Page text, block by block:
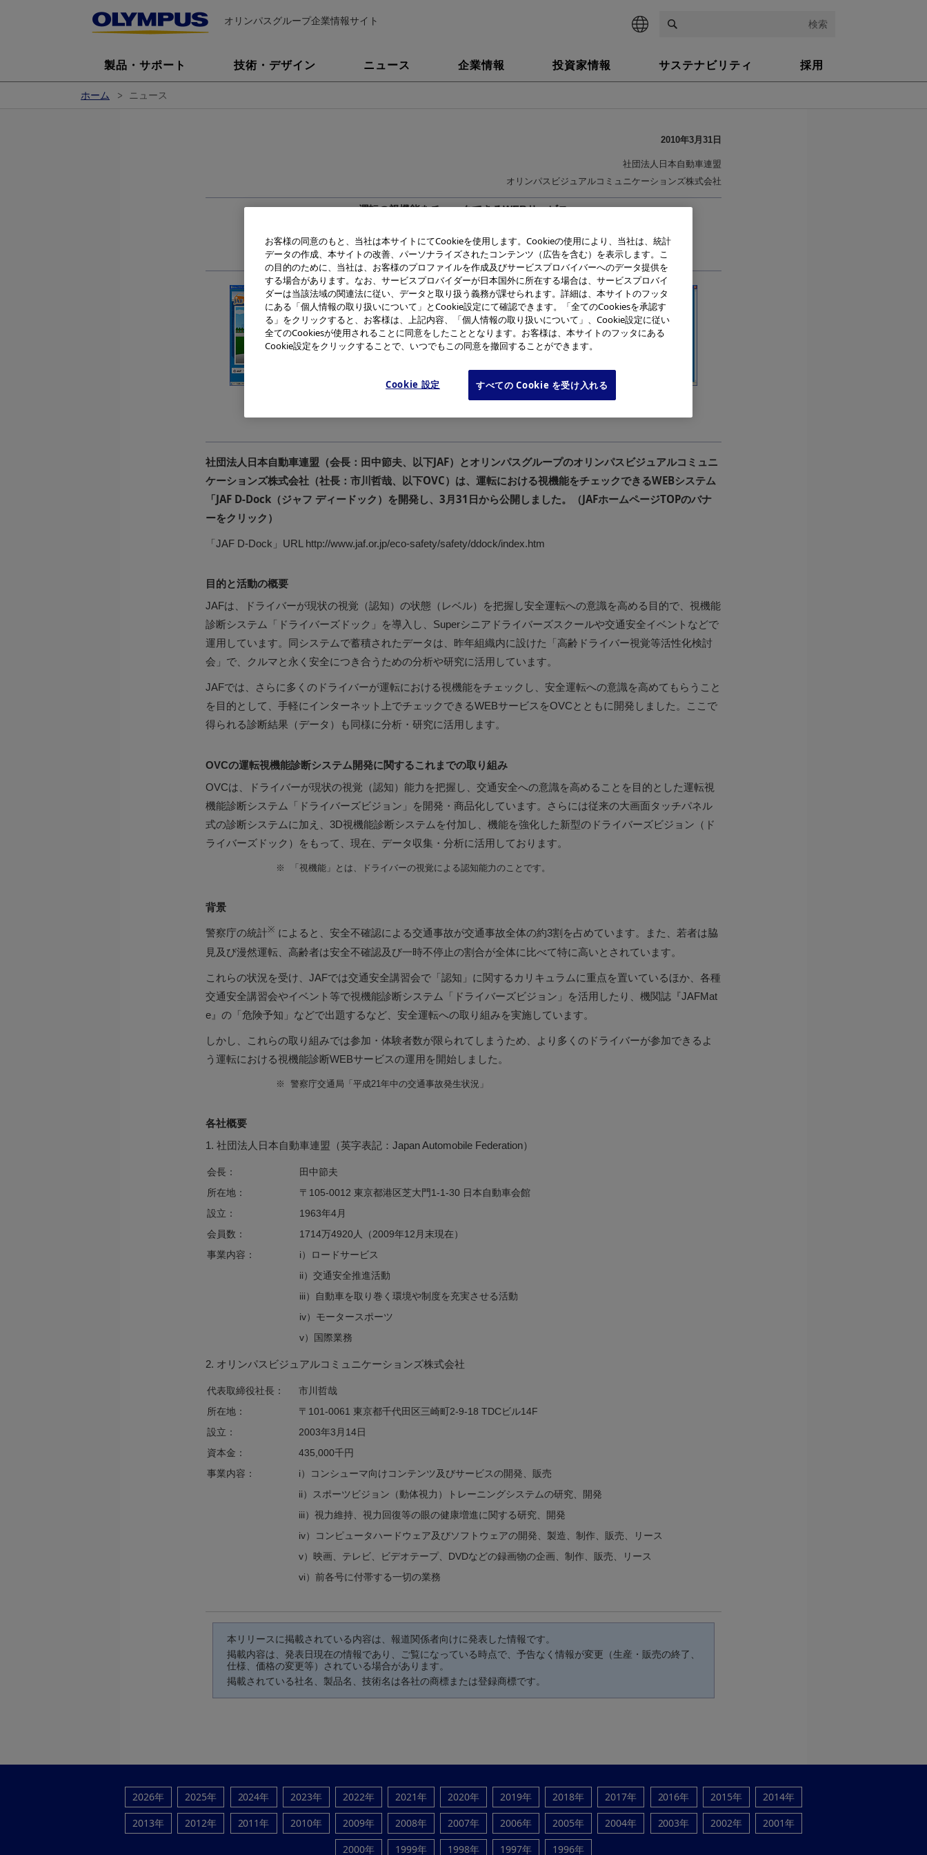
オリンパスグループ企業情報サイト 検索
製品・サポート 技術・デザイン ニュース 企業情報 投資家情報 サステナビリティ 採用
ホーム ニュース
2010年3月31日
社団法人日本自動車連盟
オリンパスビジュアルコミュニケーションズ株式会社
運転の視機能をチェックできるWEBサービス
「JAF D-Dock」を運用スタート
診断データは高齢ドライバーの視覚等活性化の検討にも活用
社団法人日本自動車連盟（会長：田中節夫、以下JAF）とオリンパスグループのオリンパスビジュアルコミュニ
ケーションズ株式会社（社長：市川哲哉、以下OVC）は、運転における視機能をチェックできるWEBシステム
「JAF D-Dock（ジャフ ディードック）を開発し、3月31日から公開しました。（JAFホームページTOPのバナ
ーをクリック）
「JAF D-Dock」URL http://www.jaf.or.jp/eco-safety/safety/ddock/index.htm
目的と活動の概要
JAFは、ドライバーが現状の視覚（認知）の状態（レベル）を把握し安全運転への意識を高める目的で、視機能
診断システム「ドライバーズドック」を導入し、Superシニアドライバーズスクールや交通安全イベントなどで
運用しています。同システムで蓄積されたデータは、昨年組織内に設けた「高齢ドライバー視覚等活性化検討
会」で、クルマと永く安全につき合うための分析や研究に活用しています。
JAFでは、さらに多くのドライバーが運転における視機能をチェックし、安全運転への意識を高めてもらうこと
を目的として、手軽にインターネット上でチェックできるWEBサービスをOVCとともに開発しました。ここで
得られる診断結果（データ）も同様に分析・研究に活用します。
OVCの運転視機能診断システム開発に関するこれまでの取り組み
OVCは、ドライバーが現状の視覚（認知）能力を把握し、交通安全への意識を高めることを目的とした運転視
機能診断システム「ドライバーズビジョン」を開発・商品化しています。さらには従来の大画面タッチパネル
式の診断システムに加え、3D視機能診断システムを付加し、機能を強化した新型のドライバーズビジョン（ド
ライバーズドック）をもって、現在、データ収集・分析に活用しております。
※ 「視機能」とは、ドライバーの視覚による認知能力のことです。
背景
警察庁の統計※ によると、安全不確認による交通事故が交通事故全体の約3割を占めています。また、若者は脇
見及び漫然運転、高齢者は安全不確認及び一時不停止の割合が全体に比べて特に高いとされています。
これらの状況を受け、JAFでは交通安全講習会で「認知」に関するカリキュラムに重点を置いているほか、各種
交通安全講習会やイベント等で視機能診断システム「ドライバーズビジョン」を活用したり、機関誌『JAFMat
e』の「危険予知」などで出題するなど、安全運転への取り組みを実施しています。
しかし、これらの取り組みでは参加・体験者数が限られてしまうため、より多くのドライバーが参加できるよ
う運転における視機能診断WEBサービスの運用を開始しました。
※ 警察庁交通局「平成21年中の交通事故発生状況」
各社概要
1. 社団法人日本自動車連盟（英字表記：Japan Automobile Federation）
会長：
田中節夫
所在地：
〒105-0012 東京都港区芝大門1-1-30 日本自動車会館
設立：
1963年4月
会員数：
1714万4920人（2009年12月末現在）
事業内容：
i）ロードサービス
ii）交通安全推進活動
iii）自動車を取り巻く環境や制度を充実させる活動
iv）モータースポーツ
v）国際業務
2. オリンパスビジュアルコミュニケーションズ株式会社
代表取締役社長：
市川哲哉
所在地：
〒101-0061 東京都千代田区三崎町2-9-18 TDCビル14F
設立：
2003年3月14日
資本金：
435,000千円
事業内容：
i）コンシューマ向けコンテンツ及びサービスの開発、販売
ii）スポーツビジョン（動体視力）トレーニングシステムの研究、開発
iii）視力維持、視力回復等の眼の健康増進に関する研究、開発
iv）コンピュータハードウェア及びソフトウェアの開発、製造、制作、販売、リース
v）映画、テレビ、ビデオテープ、DVDなどの録画物の企画、制作、販売、リース
vi）前各号に付帯する一切の業務
本リリースに掲載されている内容は、報道関係者向けに発表した情報です。
掲載内容は、発表日現在の情報であり、ご覧になっている時点で、予告なく情報が変更（生産・販売の終了、
仕様、価格の変更等）されている場合があります。
掲載されている社名、製品名、技術名は各社の商標または登録商標です。
2026年 2025年 2024年 2023年 2022年 2021年 2020年 2019年 2018年 2017年 2016年 2015年
2014年
2013年
2012年 2011年 2010年 2009年 2008年 2007年 2006年 2005年 2004年 2003年 2002年
2001年
2000年
1999年 1998年 1997年 1996年
お客様の同意のもと、当社は本サイトにてCookieを使用します。Cookieの使用により、当社は、統計
データの作成、本サイトの改善、パーソナライズされたコンテンツ（広告を含む）を表示します。こ
の目的のために、当社は、お客様のプロファイルを作成及びサービスプロバイバーへのデータ提供を
する場合があります。なお、サービスプロバイダーが日本国外に所在する場合は、サービスプロバイ
ダーは当該法域の関連法に従い、データと取り扱う義務が課せられます。詳細は、本サイトのフッタ
にある「個人情報の取り扱いについて」とCookie設定にて確認できます。「全てのCookiesを承認す
る」をクリックすると、お客様は、上記内容、「個人情報の取り扱いについて」、Cookie設定に従い
全てのCookiesが使用されることに同意をしたこととなります。お客様は、本サイトのフッタにある
Cookie設定をクリックすることで、いつでもこの同意を撤回することができます。
Cookie 設定 すべての Cookie を受け入れる